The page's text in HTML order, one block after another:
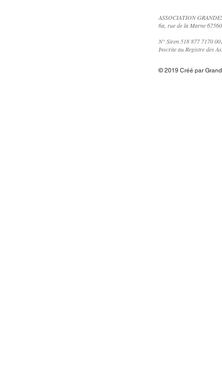
ASSOCIATION
6a, rue de la Marne
N° Siren 518 877 7170
Inscrite au Registre des
© 2019 Créé par